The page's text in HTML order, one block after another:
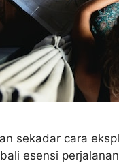
sekadar cara
esensi